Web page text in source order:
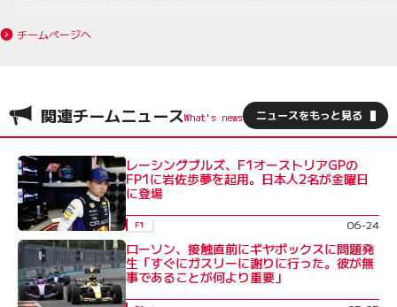
チームページへ
関連チームニュース ニュースをもっと見る
レーシングブルズ、F1オーストリアGPの
FP1に岩佐歩夢を起用。日本人2名が金曜日
に登場
F1 06-24
ローソン、接触直前にギヤボックスに問題発
生「すぐにガスリーに謝りに行った。彼が無
事であることが何より重要」